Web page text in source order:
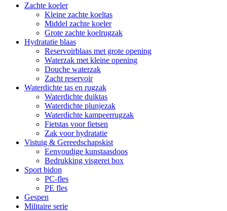
Zachte koeler
Kleine zachte koeltas
Middel zachte koeler
Grote zachte koelrugzak
Hydratatie blaas
Reservoirblaas met grote opening
Waterzak met kleine opening
Douche waterzak
Zacht reservoir
Waterdichte tas en rugzak
Waterdichte duiktas
Waterdichte plunjezak
Waterdichte kampeerrugzak
Fietstas voor fietsen
Zak voor hydratatie
Vistuig & Gereedschapskist
Eenvoudige kunstaasdoos
Bedrukking visgerei box
Sport bidon
PC-fles
PE fles
Gespen
Militaire serie